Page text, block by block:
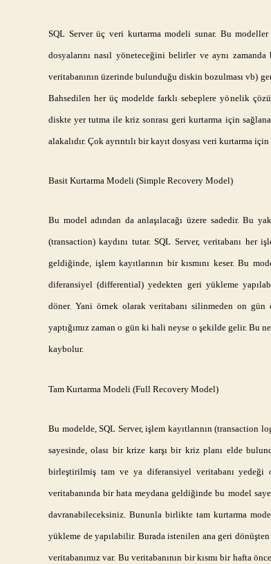
SQL Server üç veri kurtarma modeli sunar. Bu
dosyalarını nasıl yöneteceğini belirler ve aynı
veritabanının üzerinde bulunduğu diskin bozulması vb)
Bahsedilen her üç modelde farklı sebeplere yönelik
diskte yer tutma ile kriz sonrası geri kurtarma için
alakalıdır. Çok ayrıntılı bir kayıt dosyası veri kurtarma
Basit Kurtarma Modeli (Simple Recovery Model)
Bu model adından da anlaşılacağı üzere sadedir. Bu
(transaction) kaydını tutar. SQL Server, veritabanı her
geldiğinde, işlem kayıtlarının bir kısmını keser. Bu
diferansiyel (differential) yedekten geri yükleme
döner. Yani örnek olarak veritabanı silinmeden on gün
yaptığımız zaman o gün ki hali neyse o şekilde gelir. Bu
kaybolur.
Tam Kurtarma Modeli (Full Recovery Model)
Bu modelde, SQL Server, işlem kayıtlarının (transaction
sayesinde, olası bir krize karşı bir kriz planı elde
birleştirilmiş tam ve ya diferansiyel veritabanı yedeği
veritabanında bir hata meydana geldiğinde bu model
davranabileceksiniz. Bununla birlikte tam kurtarma
yükleme de yapılabilir. Burada istenilen ana geri
veritabanımız var. Bu veritabanının bir kısmı bir hafta